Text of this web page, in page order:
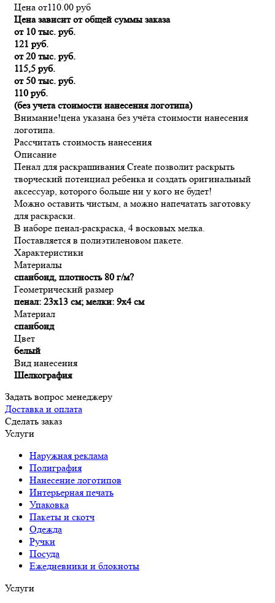
Цена от110.00 руб
Цена зависит от общей суммы заказа
от 10 тыс. руб.
121 руб.
от 20 тыс. руб.
115,5 руб.
от 50 тыс. руб.
110 руб.
(без учета стоимости нанесения логотипа)
Внимание!цена указана без учёта стоимости нанесения
логотипа.
Рассчитать стоимость нанесения
Описание
Пенал для раскрашивания Create позволит раскрыть
творческий потенциал ребенка и создать оригинальный
аксессуар, которого больше ни у кого не будет!
Можно оставить чистым, а можно напечатать заготовку
для раскраски.
В наборе пенал-раскраска, 4 восковых мелка.
Поставляется в полиэтиленовом пакете.
Характеристики
Материалы
спанбонд, плотность 80 г/м?
Геометрический размер
пенал: 23х13 см; мелки: 9x4 см
Материал
спанбонд
Цвет
белый
Вид нанесения
Шелкография
Задать вопрос менеджеру
Доставка и оплата
Сделать заказ
Услуги
Наружная реклама
Полиграфия
Нанесение логотипов
Интерьерная печать
Упаковка
Пакеты и скотч
Одежда
Ручки
Посуда
Ежедневники и блокноты
Услуги